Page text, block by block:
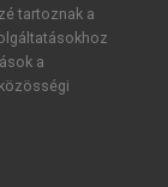
tartoznak a
a